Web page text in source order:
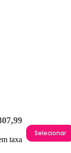
taxa
Selecionar